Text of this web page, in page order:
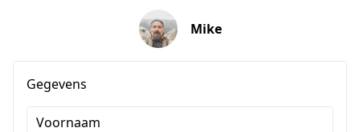
Mike
Gegevens
Voornaam